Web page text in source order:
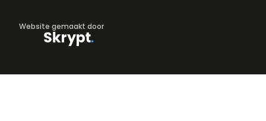
Website gemaakt door